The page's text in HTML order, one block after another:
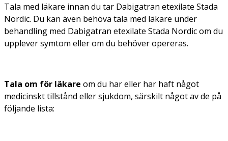
Tala med läkare innan du tar Dabigatran etexilate Stada
Nordic. Du kan även behöva tala med läkare under
behandling med Dabigatran etexilate Stada Nordic om du
upplever symtom eller om du behöver opereras.
Tala om för läkare om du har eller har haft något
medicinskt tillstånd eller sjukdom, särskilt något av de på
följande lista: